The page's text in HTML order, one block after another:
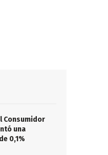
Consumidor
una
0,1%